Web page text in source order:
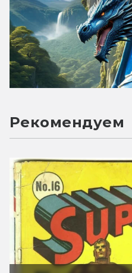
Рекомендуем